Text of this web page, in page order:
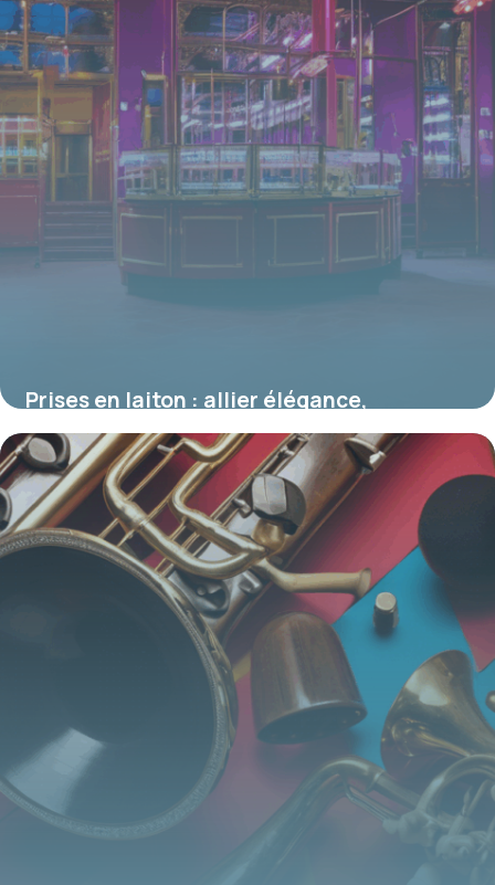
Prises en laiton : allier élégance,
durabilité et fonctionnalités dans vos
installations électriques
16 juin 2026